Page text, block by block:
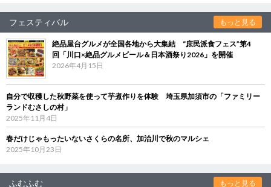
フェスティバル もっと見る
絶品屋台グルメが全国各地から大集結 “庶民派食フェス”第4
回「川口×絶品グルメビール＆日本酒祭り2026」を開催
2026年4月15日
自分で収穫した秋野菜を使って芋煮作りを体験 埼玉県加須市の「ファミリー
ランドむさしの村」
2025年11月4日
春だけじゃもったいないさくらの名所、加治川で秋のマルシェ
2025年10月23日
ふむふむ もっと見る